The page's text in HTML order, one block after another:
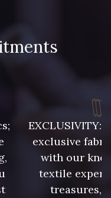
EXCLUSIVITY:
exclusive
with our
textile
treasures,